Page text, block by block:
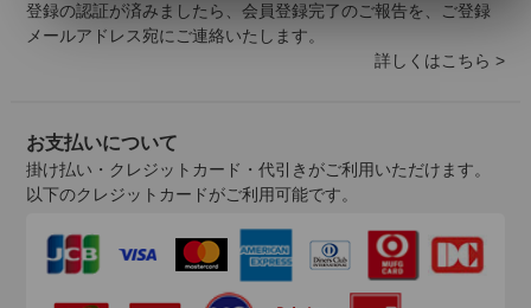
登録の認証が済みましたら、会員登録完了のご報告を、ご登録
メールアドレス宛にご連絡いたします。
詳しくはこちら >
お支払いについて
掛け払い・クレジットカード・代引きがご利用いただけます。
以下のクレジットカードがご利用可能です。